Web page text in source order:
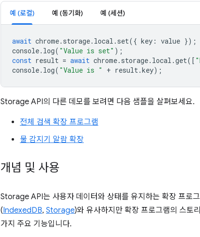
예 (로컬) 예 (동기화) 예 (세션)
await chrome. storage. local . set({ key : value });
console. log( "Value is set" );
const result = await chrome. storage. local .get([
console. log( "Value is " + result.key);
Storage API의 다른 데모를 보려면 다음 샘플을 살펴보세요.
전체 검색 확장 프로그램
물 감지기 알람 확장
개념 및 사용
Storage API는 사용자 데이터와 상태를 유지하는 확장 프로
(IndexedDB, Storage)와 유사하지만 확장 프로그램의 스토
가지 주요 기능입니다.